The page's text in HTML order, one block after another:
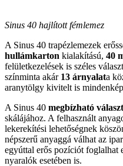
Sinus 40 hajlított fémlemez
A Sinus 40 trapézlemezek
hullámkarton kialakítású, 40
felületkezelések is széles
színminta akár 13 árnyalata
aranytölgy kivitelt is
A Sinus 40 megbízható
skálájához. A felhasznált
lekerekítési lehetőségnek
népszerű anyaggá válhat az
egyúttal erős pozíciót foglalhat
nyaralók esetében is.